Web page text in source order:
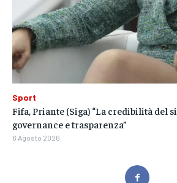
Sport
Fifa, Priante (Siga) “La credibilità del
governance e trasparenza”
6 Agosto 2026